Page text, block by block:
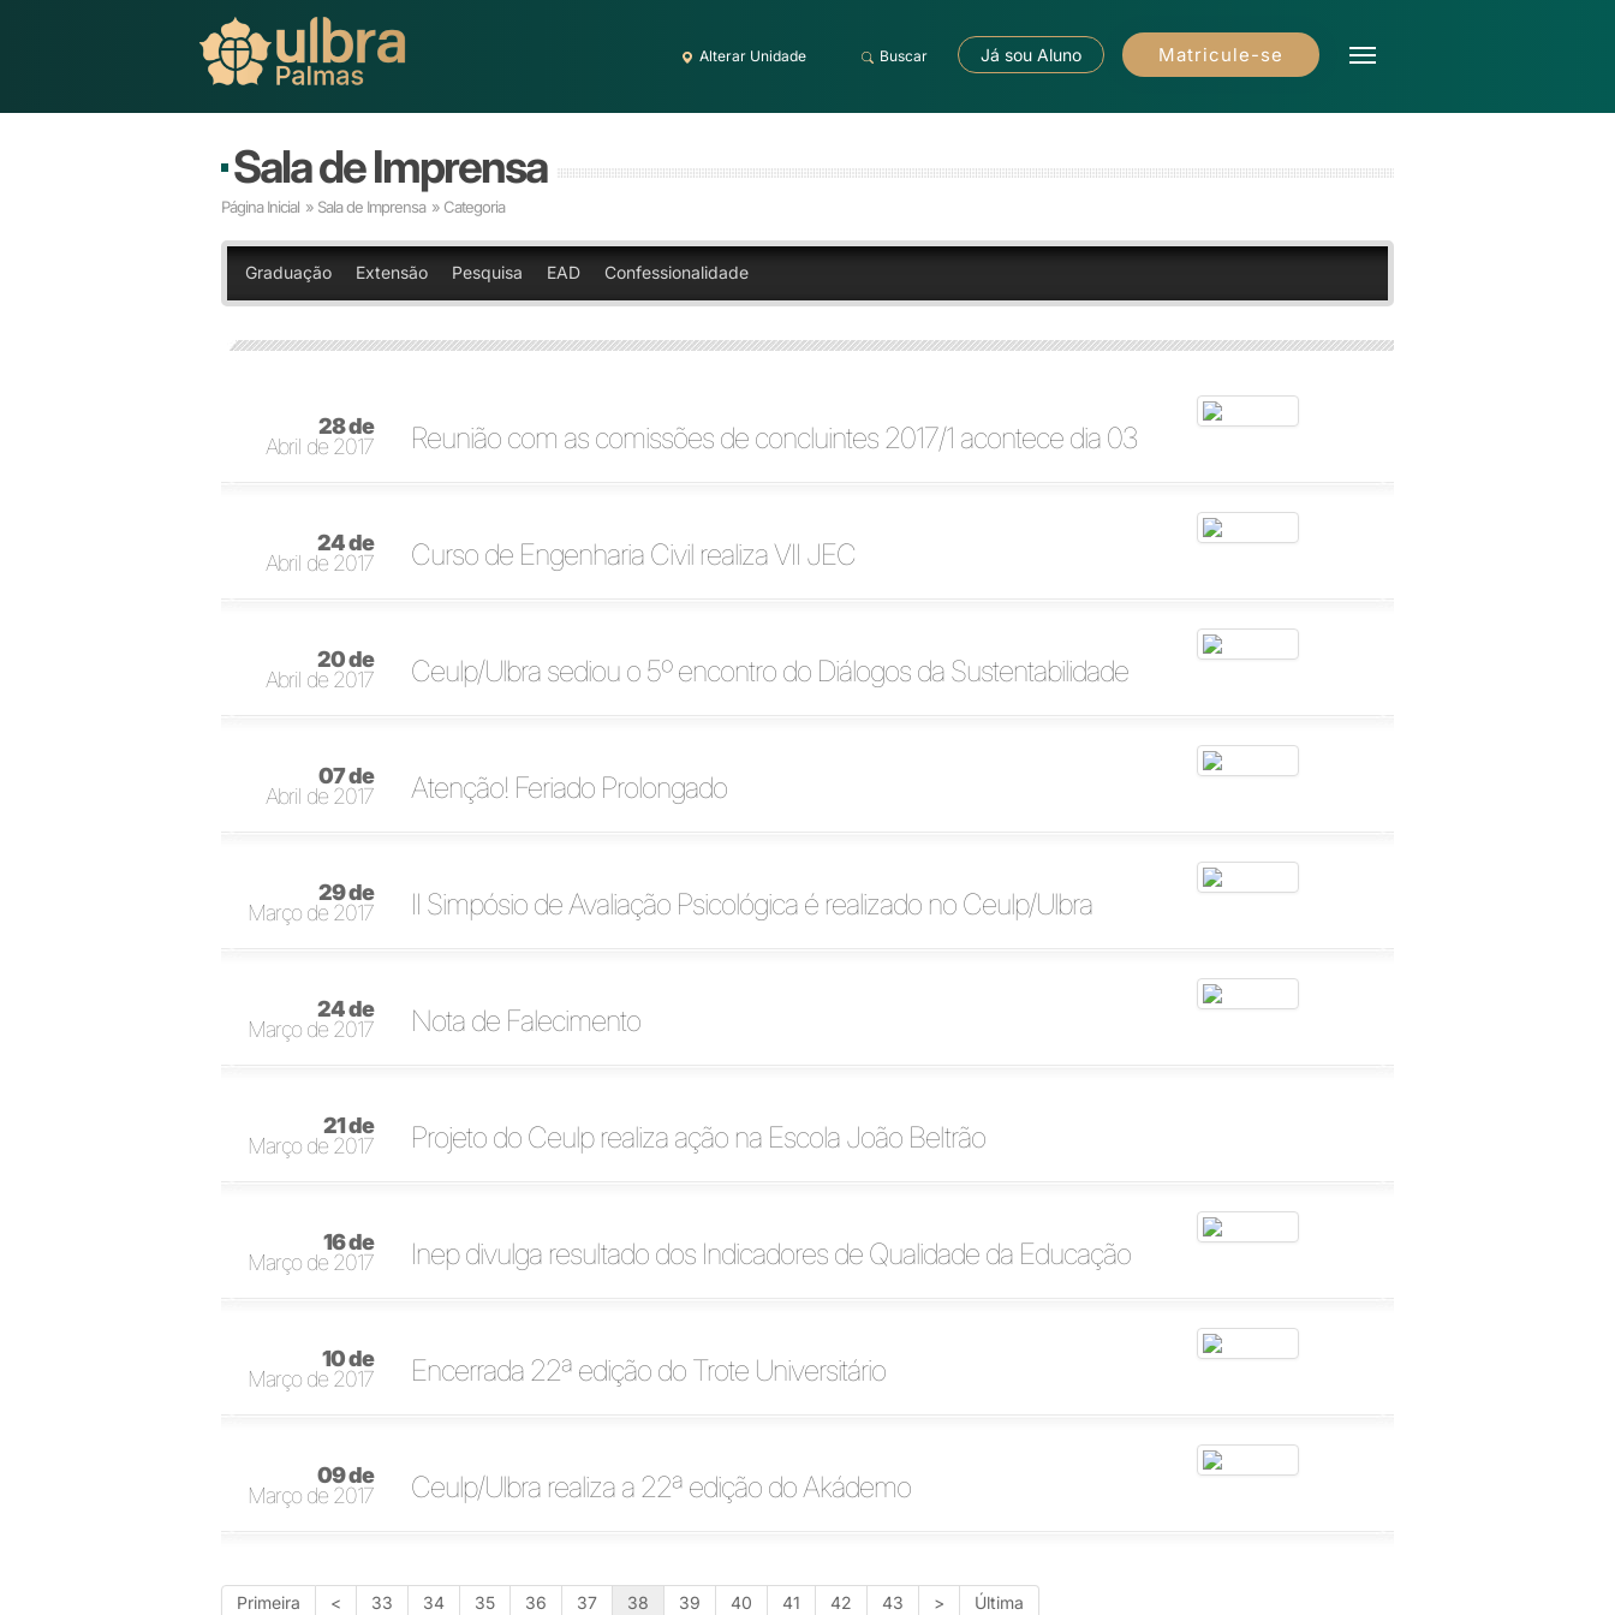
Alterar Unidade Buscar Já sou Aluno Matricule-se
Sala de Imprensa
Página Inicial » Sala de Imprensa » Categoria
Graduação Extensão Pesquisa EAD Confessionalidade
28 de
Abril de 2017
Reunião com as comissões de concluintes 2017/1 acontece dia 03
24 de
Abril de 2017
Curso de Engenharia Civil realiza VII JEC
20 de
Abril de 2017
Ceulp/Ulbra sediou o 5º encontro do Diálogos da Sustentabilidade
07 de
Abril de 2017
Atenção! Feriado Prolongado
29 de
Março de 2017
II Simpósio de Avaliação Psicológica é realizado no Ceulp/Ulbra
24 de
Março de 2017
Nota de Falecimento
21 de
Março de 2017
Projeto do Ceulp realiza ação na Escola João Beltrão
16 de
Março de 2017
Inep divulga resultado dos Indicadores de Qualidade da Educação
10 de
Março de 2017
Encerrada 22ª edição do Trote Universitário
09 de
Março de 2017
Ceulp/Ulbra realiza a 22ª edição do Akádemo
Primeira < 33 34 35 36 37 38 39 40 41 42 43 > Última